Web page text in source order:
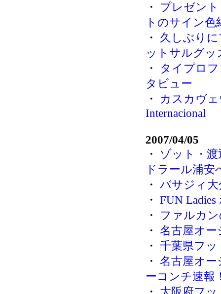
・ プレゼン
トのサイン色
・ 久しぶり
ットサルグッ
・
タイプロ
タビュー
・
カスカヴェ
Internacional
2007/04/05
・ ゾット・
ドラール浦安
・ バサジィ大
・ FUN
・ ファルカ
・ 名古屋オ
・ 千葉県フッ
・ 名古屋オ
ーコンチ速報